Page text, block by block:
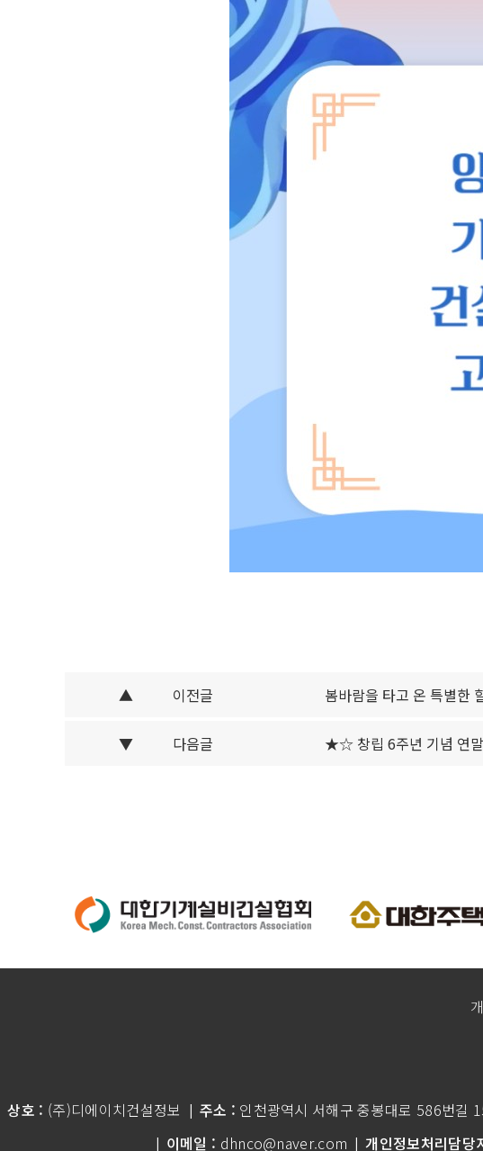
▲ 이전글 봄바람을 타고 온 특별한
▼ 다음글 ★☆ 창립 6주년 기념 연
상호 : (주)디에이치건설정보 | 주소 : 인천광역시 서해구 중봉대로 586번길
| 이메일 : dhnco@naver.com | 개인정보처리담당